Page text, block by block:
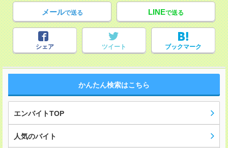
メールで送る LINEで送る
シェア ツイート ブックマーク
かんたん検索はこちら
エンバイトTOP
人気のバイト